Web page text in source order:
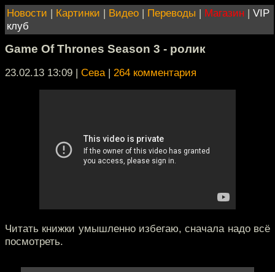
Новости | Картинки | Видео | Переводы | Магазин | VIP
клуб
Game Of Thrones Season 3 - ролик
23.02.13 13:09 | Сева| 264 комментария
Читать книжки умышленно избегаю, сначала надо всё
посмотреть.